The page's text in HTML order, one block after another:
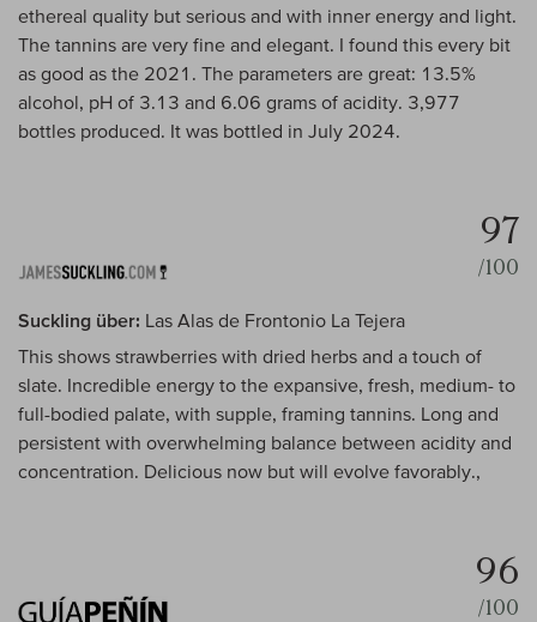
ethereal quality but serious and with inner energy and light.
The tannins are very fine and elegant. I found this every bit
as good as the 2021. The parameters are great: 13.5%
alcohol, pH of 3.13 and 6.06 grams of acidity. 3,977
bottles produced. It was bottled in July 2024.
97
/100
Suckling über: Las Alas de Frontonio La Tejera
This shows strawberries with dried herbs and a touch of
slate. Incredible energy to the expansive, fresh, medium- to
full-bodied palate, with supple, framing tannins. Long and
persistent with overwhelming balance between acidity and
concentration. Delicious now but will evolve favorably.,
96
/100